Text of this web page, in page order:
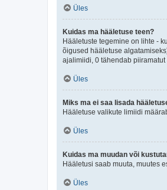
Üles
Kuidas ma hääletuse teen?
Hääletuste tegemine on lihte -
õigused hääletuse
ajalimiidi, 0 tähendab
Üles
Miks ma ei saa lisada
Hääletuse valikute limiidi
Üles
Kuidas ma muudan või
Hääletusi saab muuta, muutes
Üles